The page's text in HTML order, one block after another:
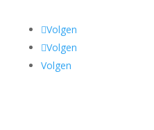
Volgen
Volgen
Volgen